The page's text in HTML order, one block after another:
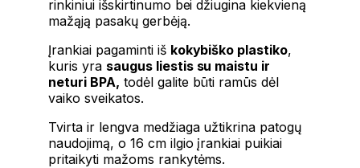
rinkiniui išskirtinumo bei džiugina kiekvieną
mažąją pasakų gerbėją.
Įrankiai pagaminti iš kokybiško plastiko,
kuris yra saugus liestis su maistu ir
neturi BPA, todėl galite būti ramūs dėl
vaiko sveikatos.
Tvirta ir lengva medžiaga užtikrina patogų
naudojimą, o 16 cm ilgio įrankiai puikiai
pritaikyti mažoms rankytėms.